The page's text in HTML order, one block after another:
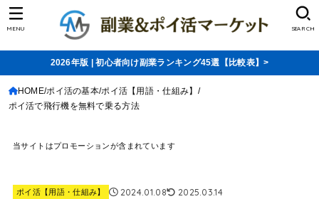
SEARCH
MENU
2026年版 | 初心者向け副業ランキング45選【比較表】>
HOME ポイ活の基本 ポイ活【用語・仕組み】
ポイ活で飛行機を無料で乗る方法
当サイトはプロモーションが含まれています
ポイ活【用語・仕組み】 2024.01.08 2025.03.14